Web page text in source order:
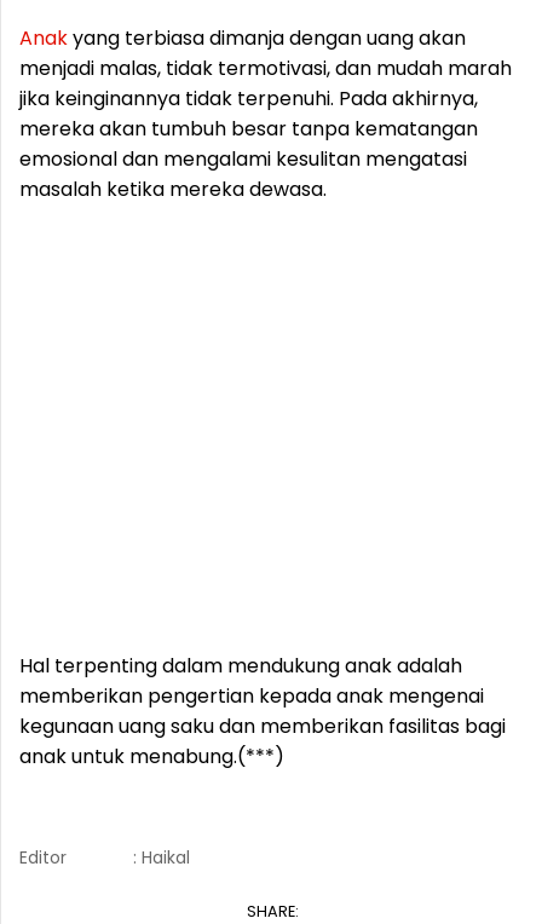
Anakyang terbiasa dimanja dengan uang akan
menjadi malas, tidak termotivasi, dan mudah marah
jika keinginannya tidak terpenuhi. Pada akhirnya,
mereka akan tumbuh besar tanpa kematangan
emosional dan mengalami kesulitan mengatasi
masalah ketika mereka dewasa.
Hal terpenting dalam mendukung anak adalah
memberikan pengertian kepada anak mengenai
kegunaan uang saku dan memberikan fasilitas bagi
anak untuk menabung.(***)
Editor : Haikal
SHARE: